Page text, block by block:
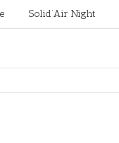
Solid’Air Night